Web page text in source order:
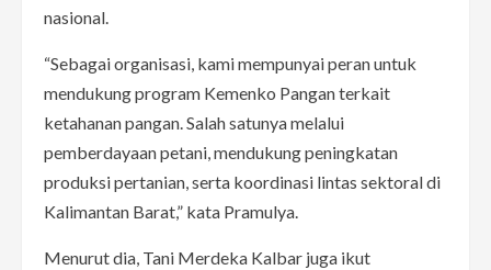
nasional.
“Sebagai organisasi, kami mempunyai peran untuk
mendukung program Kemenko Pangan terkait
ketahanan pangan. Salah satunya melalui
pemberdayaan petani, mendukung peningkatan
produksi pertanian, serta koordinasi lintas sektoral di
Kalimantan Barat,” kata Pramulya.
Menurut dia, Tani Merdeka Kalbar juga ikut